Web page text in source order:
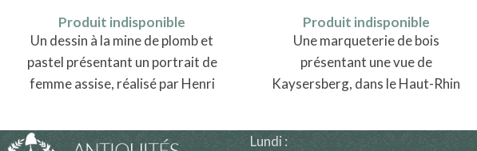
Produit indisponible
Un dessin à la mine de plomb et
pastel présentant un portrait de
femme assise, réalisé par Henri
Produit indisponible
Une marqueterie de bois
présentant une vue de
Kaysersberg, dans le Haut-Rhin
Lundi :